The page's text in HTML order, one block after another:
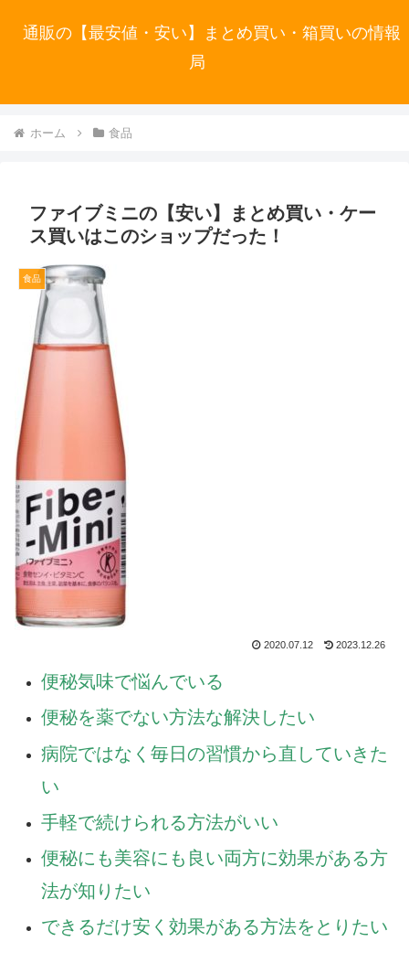
通販の【最安値・安い】まとめ買い・箱買いの情報
局
ホーム 食品
ファイブミニの【安い】まとめ買い・ケー
ス買いはこのショップだった！
食品
2020.07.12 2023.12.26
便秘気味で悩んでいる
便秘を薬でない方法な解決したい
病院ではなく毎日の習慣から直していきた
い
手軽で続けられる方法がいい
便秘にも美容にも良い両方に効果がある方
法が知りたい
できるだけ安く効果がある方法をとりたい